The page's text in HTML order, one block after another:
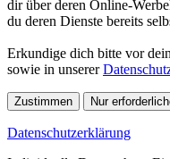
dir über deren Online-
du deren Dienste bereits
Erkundige dich bitte vor
sowie in unserer
Zustimmen Nur
Datenschutzerklärung